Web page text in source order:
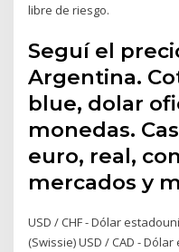
libre de riesgo.
Seguí el
Argentina.
blue, dolar
monedas.
euro, real,
mercados y
USD / CHF - Dólar
(Swissie) USD / CAD -